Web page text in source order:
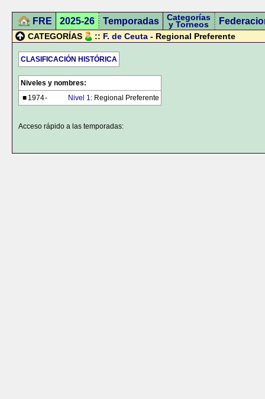
FRE 2025-26 Temporadas Categorías
y Torneos
CATEGORÍAS :: F. de Ceuta - Regional Preferente
CLASIFICACIÓN HISTÓRICA
Niveles y nombres:
■ 1974- Nivel 1: Regional Preferente
Acceso rápido a las temporadas: